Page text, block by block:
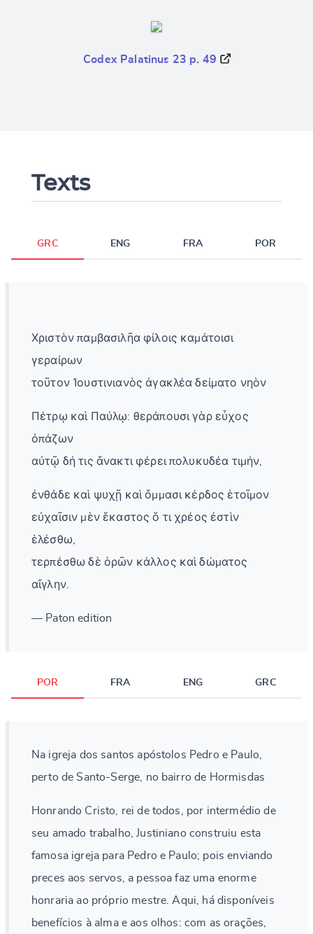
Codex Palatinus 23 p. 49
Texts
GRC ENG FRA POR
Χριστὸν παμβασιλῆα φίλοις καμάτοισι
γεραίρων
τοῦτον Ἰουστινιανὸς ἀγακλέα δείματο νηὸν
Πέτρῳ καὶ Παύλῳ: θεράπουσι γὰρ εὖχος
ὀπάζων
αὐτῷ δή τις ἄνακτι φέρει πολυκυδέα τιμήν,
ἐνθάδε καὶ ψυχῇ καὶ ὄμμασι κέρδος ἑτοῖμον
εὐχαῖσιν μὲν ἕκαστος ὅ τι χρέος ἐστὶν
ἑλέσθω,
τερπέσθω δὲ ὁρῶν κάλλος καὶ δώματος
αἴγλην.
— Paton edition
POR FRA ENG GRC
Na igreja dos santos apóstolos Pedro e Paulo,
perto de Santo-Serge, no bairro de Hormisdas
Honrando Cristo, rei de todos, por intermédio de
seu amado trabalho, Justiniano construiu esta
famosa igreja para Pedro e Paulo; pois enviando
preces aos servos, a pessoa faz uma enorme
honraria ao próprio mestre. Aqui, há disponíveis
benefícios à alma e aos olhos: com as orações,